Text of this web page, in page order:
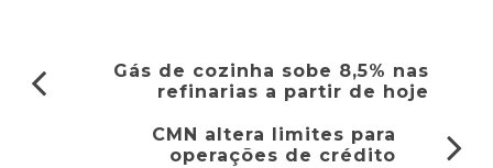
Gás de cozinha sobe 8,5% nas
refinarias a partir de hoje
CMN altera limites para
operações de crédito